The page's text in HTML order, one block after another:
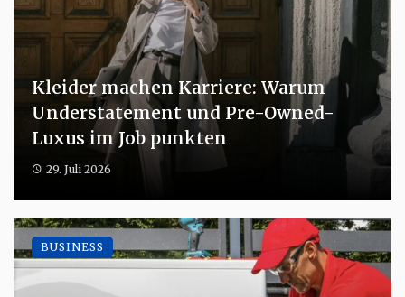
Kleider machen Karriere: Warum
Understatement und Pre-Owned-
Luxus im Job punkten
29. Juli 2026
BUSINESS